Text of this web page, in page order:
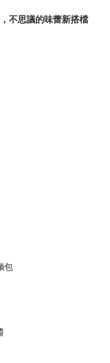
不思議的味蕾新搭檔
包